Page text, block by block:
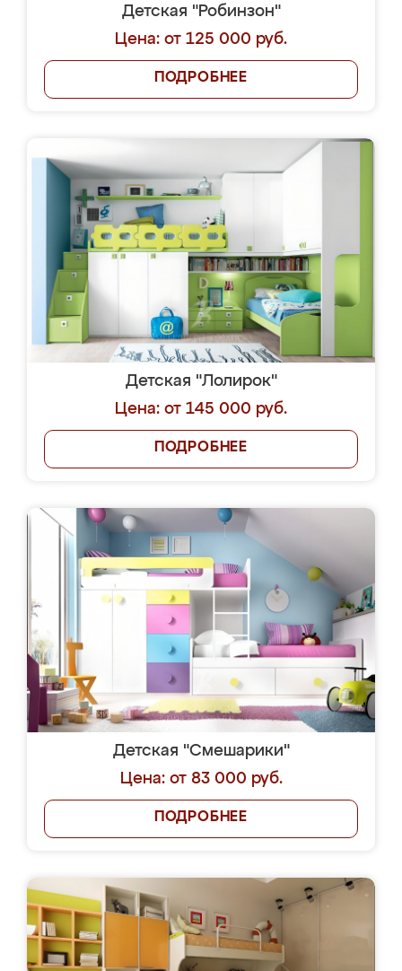
Детская "Робинзон"
Цена: от 125 000 руб.
ПОДРОБНЕЕ
Детская "Лолирок"
Цена: от 145 000 руб.
ПОДРОБНЕЕ
Детская "Смешарики"
Цена: от 83 000 руб.
ПОДРОБНЕЕ